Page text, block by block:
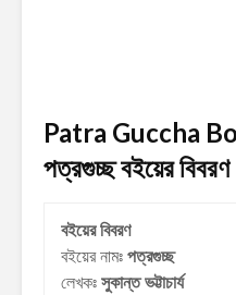
Patra Guccha
পত্রগুচ্ছবইয়ের বিবরণ
বইয়ের বিবরণ
বইয়ের নামঃ পত্রগুচ্ছ
লেখকঃ সুকান্ত ভট্টাচার্য